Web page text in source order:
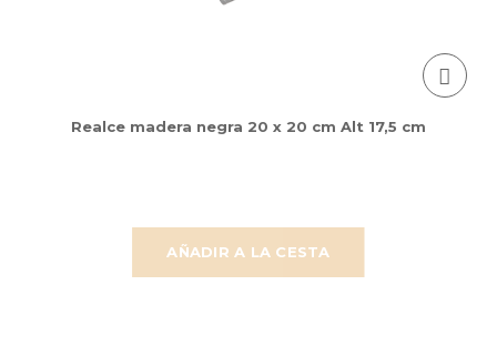
AÑADIR A LA CESTA
Realce madera negra 20 x 20 cm Alt 17,5 cm